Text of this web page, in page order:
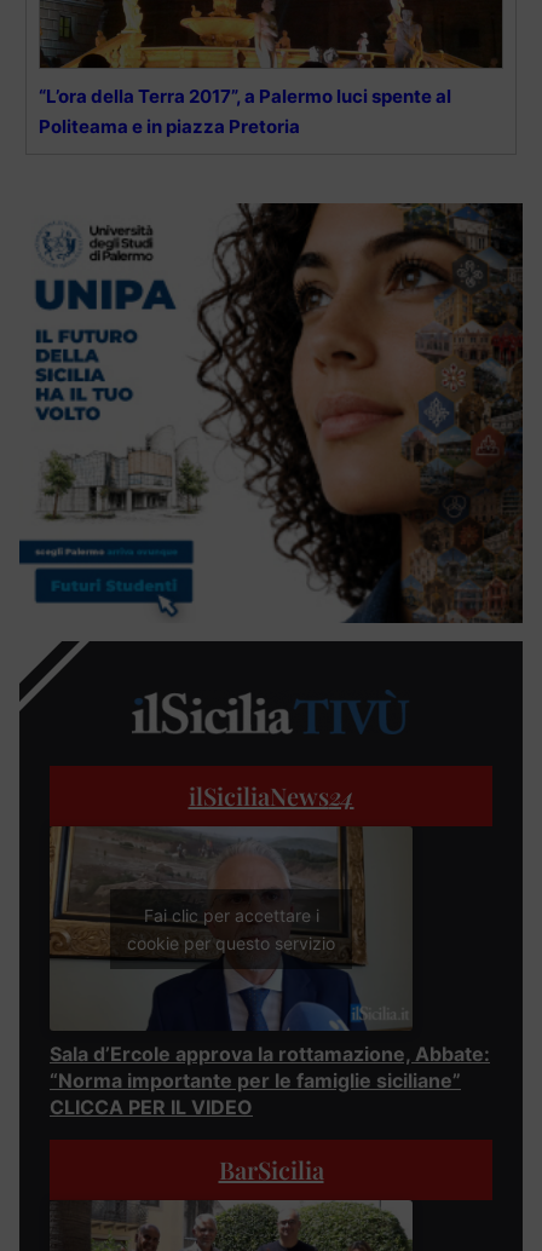
“L’ora della Terra 2017”, a Palermo luci spente al
Politeama e in piazza Pretoria
ilSiciliaNews24
Fai clic per accettare i
cookie per questo servizio
Sala d’Ercole approva la rottamazione, Abbate:
“Norma importante per le famiglie siciliane”
CLICCA PER IL VIDEO
BarSicilia